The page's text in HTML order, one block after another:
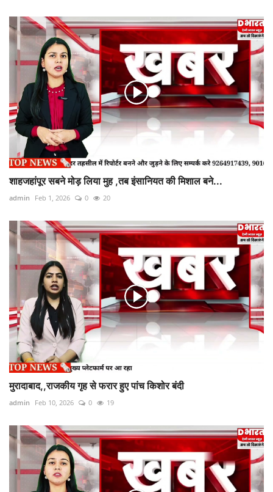
शाहजहांपूर सबने मोड़ लिया मुह ,तब इंसानियत की मिशाल बने...
admin Feb 1, 2026 0 20
मुरादाबाद,,राजकीय गृह से फरार हुए पांच किशोर बंदी
admin Feb 10, 2026 0 19